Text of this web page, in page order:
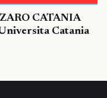
CATANIA
Catania